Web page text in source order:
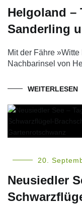
Helgoland –
Sanderling
Mit der Fähre
Nachbarinsel von
WEITERLESEN
20.
Neusiedler